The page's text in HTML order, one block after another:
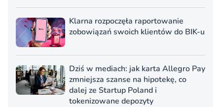
Klarna rozpoczęła raportowanie
zobowiązań swoich klientów do BIK-u
Dziś w mediach: jak karta Allegro Pay
zmniejsza szanse na hipotekę, co
dalej ze Startup Poland i
tokenizowane depozyty